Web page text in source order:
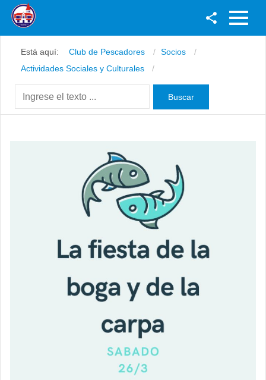
Youtube
Instagram
Está aquí: Club de Pescadores
Socios
Actividades Sociales y Culturales